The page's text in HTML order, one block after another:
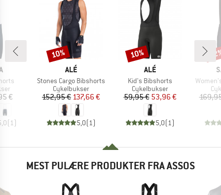
€
(1 )
MÆRKE
ALÉ
Artikel
Stones Cargo Bibshorts
Produktgruppe
Cykelbukser
Pris
152,95 €Nedsat pris
137,66 €
5,0(1 )
Rabat
10%
MÆRKE
ALÉ
Artikel
Kid's Bibshorts
Produktgruppe
Cykelbukser
Pris
59,95 €Nedsat pris
53,96 €
5,0(1 )
Rabat
10%
Artikel
MEST PULÆRE PRODUKTER FRA ASSOS